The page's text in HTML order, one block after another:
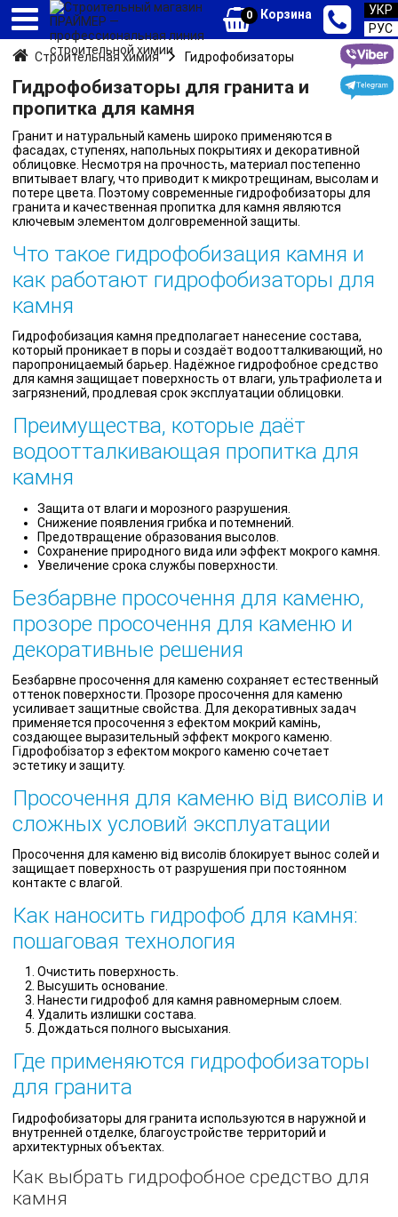
0 Корзина
УКР
РУС
Строительная химия
Гидрофобизаторы
Гидрофобизаторы для гранита и
пропитка для камня
Гранит и натуральный камень широко применяются в
фасадах, ступенях, напольных покрытиях и декоративной
облицовке. Несмотря на прочность, материал постепенно
впитывает влагу, что приводит к микротрещинам, высолам и
потере цвета. Поэтому современные гидрофобизаторы для
гранита и качественная пропитка для камня являются
ключевым элементом долговременной защиты.
Что такое гидрофобизация камня и
как работают гидрофобизаторы для
камня
Гидрофобизация камня предполагает нанесение состава,
который проникает в поры и создаёт водоотталкивающий, но
паропроницаемый барьер. Надёжное гидрофобное средство
для камня защищает поверхность от влаги, ультрафиолета и
загрязнений, продлевая срок эксплуатации облицовки.
Преимущества, которые даёт
водоотталкивающая пропитка для
камня
Защита от влаги и морозного разрушения.
Снижение появления грибка и потемнений.
Предотвращение образования высолов.
Сохранение природного вида или эффект мокрого камня.
Увеличение срока службы поверхности.
Безбарвне просочення для каменю,
прозоре просочення для каменю и
декоративные решения
Безбарвне просочення для каменю сохраняет естественный
оттенок поверхности. Прозоре просочення для каменю
усиливает защитные свойства. Для декоративных задач
применяется просочення з ефектом мокрий камінь,
создающее выразительный эффект мокрого каменю.
Гідрофобізатор з ефектом мокрого каменю сочетает
эстетику и защиту.
Просочення для каменю від висолів и
сложных условий эксплуатации
Просочення для каменю від висолів блокирует вынос солей и
защищает поверхность от разрушения при постоянном
контакте с влагой.
Как наносить гидрофоб для камня:
пошаговая технология
Очистить поверхность.
Высушить основание.
Нанести гидрофоб для камня равномерным слоем.
Удалить излишки состава.
Дождаться полного высыхания.
Где применяются гидрофобизаторы
для гранита
Гидрофобизаторы для гранита используются в наружной и
внутренней отделке, благоустройстве территорий и
архитектурных объектах.
Как выбрать гидрофобное средство для
камня